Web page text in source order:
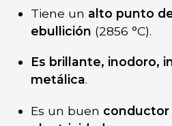
Tiene un alto punto
ebullición (2856 °C).
Es brillante, inodoro,
metálica.
Es un buen conductor